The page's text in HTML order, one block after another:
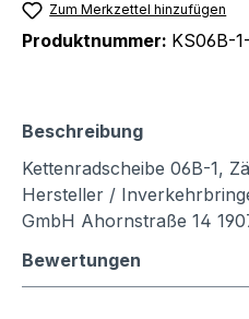
Zum Merkzettel hinzufügen
Produktnummer: KS06B-
Beschreibung
Kettenradscheibe 06B-1,
Hersteller /
GmbH Ahornstraße 14
Bewertungen